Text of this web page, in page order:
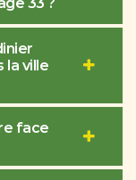
la ville
face